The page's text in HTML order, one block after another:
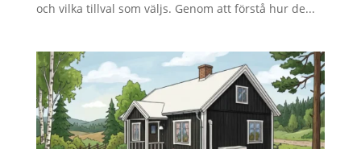
och vilka tillval som väljs. Genom att förstå hur de...